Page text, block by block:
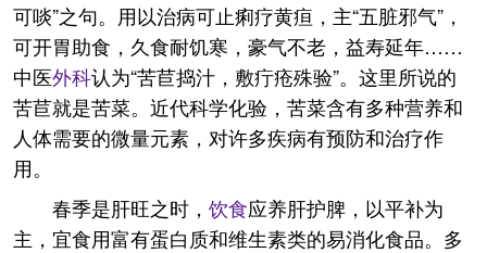
可啖”之句。用以治病可止痢疗黄疸，主“五脏邪气”，
可开胃助食，久食耐饥寒，豪气不老，益寿延年……
中医外科认为“苦苣捣汁，敷疔疮殊验”。这里所说的
苦苣就是苦菜。近代科学化验，苦菜含有多种营养和
人体需要的微量元素，对许多疾病有预防和治疗作
用。
春季是肝旺之时， 饮食应养肝护脾，以平补为
主，宜食用富有蛋白质和维生素类的易消化食品。多